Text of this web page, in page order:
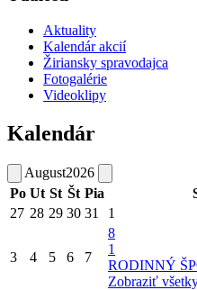
Aktuality
Kalendár akcií
Žiriansky spravodajca
Fotogalérie
Videoklipy
Kalendár
August2026
Po Ut St Št Pia
27 28 29 30 31 1
3 4 5 6 7
8
1
RODINNÝ
Zobraziť